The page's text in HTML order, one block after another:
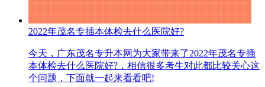
2022年茂名专插本体检去什么医院好?
今天，广东茂名专升本网为大家带来了2022年茂名专插
本体检去什么医院好?，相信很多考生对此都比较关心这
个问题，下面就一起来看看吧!